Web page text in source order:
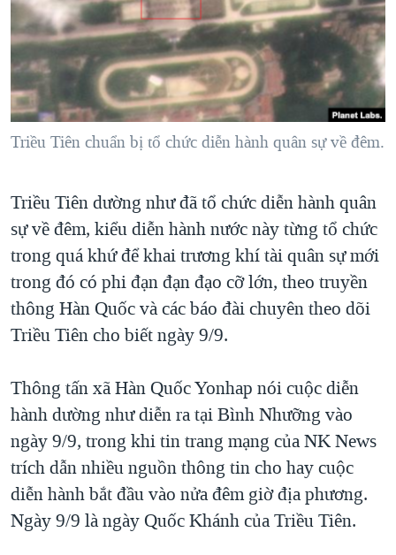
"Tìm"NGƯỜI VIỆT HẢI NGOẠI
ĐỜI SỐNG
KINH TẾ
KHOA HỌC
SỨC KHOẺ
THỂ THAO
GIÁO DỤC
TẠI
HÀNH TRÌNH BẦU CỬ 2024
MỘT NĂM CHIẾN TRANH TẠI DẢI GAZA
GIẢI MÃ VÀNH ĐAI & CON ĐƯỜNG
GROUND ZERO – XƯA VÀ NAY
CHI PHÍ CHIẾN TRANH AFGHANISTAN
CÁC GIÁ TRỊ CỘNG HÒA Ở VIỆT NAM
THƯỢNG ĐỈNH TRUMP-KIM TẠI VIỆT NAM
TRỊNH VĨNH BÌNH VS. CHÍNH PHỦ VIỆT NAM
BÊN KIA QUỐC LỘ: TIẾNG VỌNG TỪ NÔNG THÔN MỸ
QUAN HỆ VIỆT MỸ
VIDEO
NGHE
MẠNG XÃ HỘI
Triều Tiên chuẩn bị tổ chức diễn hành quân sự về đêm.
Triều Tiên dường như đã tổ chức diễn hành quân
sự về đêm, kiểu diễn hành nước này từng tổ chức
trong quá khứ để khai trương khí tài quân sự mới
trong đó có phi đạn đạn đạo cỡ lớn, theo truyền
thông Hàn Quốc và các báo đài chuyên theo dõi
Triều Tiên cho biết ngày 9/9.
Thông tấn xã Hàn Quốc Yonhap nói cuộc diễn
hành dường như diễn ra tại Bình Nhưỡng vào
ngày 9/9, trong khi tin trang mạng của NK News
trích dẫn nhiều nguồn thông tin cho hay cuộc
diễn hành bắt đầu vào nửa đêm giờ địa phương.
Ngày 9/9 là ngày Quốc Khánh của Triều Tiên.